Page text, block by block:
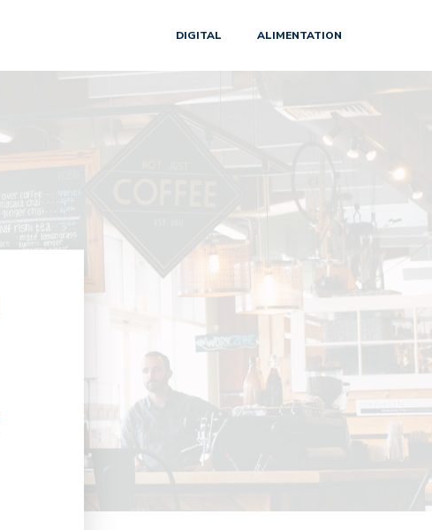
DIGITAL ALIMENTATION